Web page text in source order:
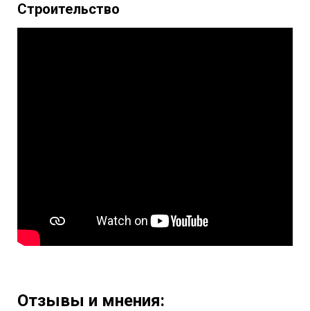
Строительство
Отзывы и мнения: